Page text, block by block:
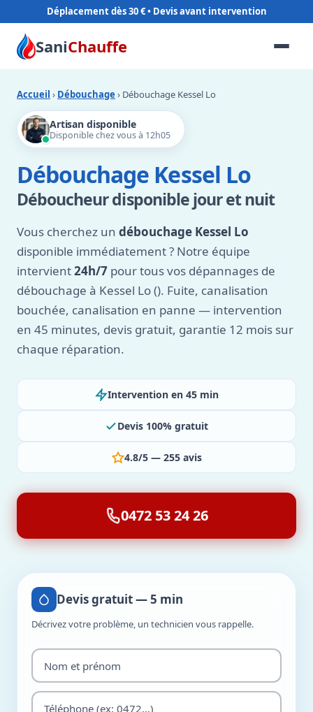
Déplacement dès 30 €
SaniChauffe
Accueil › Débouchage › Débouchage Kessel Lo
Artisan disponible
Disponible chez vous à 12h05
Débouchage Kessel Lo
Déboucheur disponible jour et nuit
Vous cherchez un débouchage Kessel Lo
disponible immédiatement ? Notre équipe
intervient24h/7 pour tous vos dépannages de
débouchage à Kessel Lo (). Fuite, canalisation
bouchée, canalisation en panne — intervention
en 45 minutes, devis gratuit, garantie 12 mois sur
chaque réparation.
Intervention en 45 min
Devis 100% gratuit
4.8/5 — 255 avis
0472 53 24 26
Devis gratuit — 5 min
Décrivez votre problème, un technicien vous rappelle.